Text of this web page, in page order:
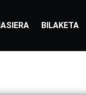
BILAKETA